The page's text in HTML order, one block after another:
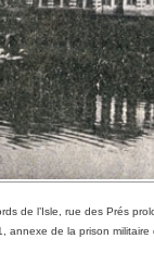
de l’Isle, rue des Prés
annexe de la prison militaire